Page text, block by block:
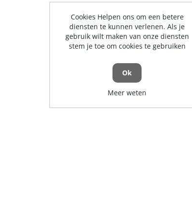
Cookies Helpen ons om een betere
diensten te kunnen verlenen. Als je
gebruik wilt maken van onze diensten
stem je toe om cookies te gebruiken
Ok
Meer weten